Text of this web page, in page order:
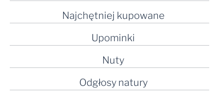
Najchętniej kupowane
Upominki
Nuty
Odgłosy natury